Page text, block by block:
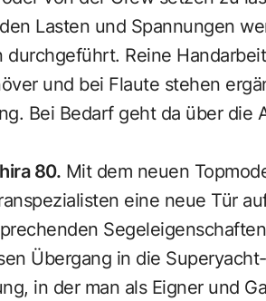
Lasten und Spannungen
Reine
und bei Flaute stehen
Bei Bedarf geht da über die
80. Mit dem neuen
eine neue Tür
Übergang in die
in der man als Eigner und